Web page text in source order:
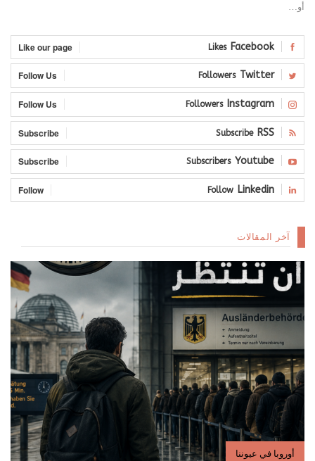
أو
Facebook
Likes
Like our page
Twitter
Followers
Follow Us
Instagram
Followers
Follow Us
RSS
Subscribe
Subscribe
Youtube
Subscribers
Subscribe
Linkedin
Follow
Follow
آخر المقالات
أوروبا في عيوننا